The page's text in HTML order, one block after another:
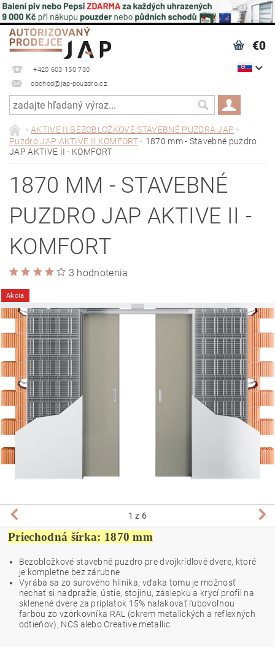
+420 603 150 730
obchod@jap-pouzdro.cz
€0
AKTIVE II BEZOBLOŽKOVÉ STAVEBNÉ PUZDRA JAP
Puzdro JAP AKTIVE II KOMFORT
1870 mm - Stavebné puzdro
JAP AKTIVE II - KOMFORT
1870 MM - STAVEBNÉ
PUZDRO JAP AKTIVE II -
KOMFORT
3 hodnotenia
Akcia
1 z 6
Priechodná šírka: 1870 mm
Bezobložkové stavebné puzdro pre dvojkrídlové dvere, ktoré
je kompletne bez zárubne
Vyrába sa zo surového hliníka, vďaka tomu je možnosť
nechať si nadpražie, ústie, stojinu, záslepku a krycí profil na
sklenené dvere za príplatok 15% nalakovať ľubovoľnou
farbou zo vzorkovníka RAL (okrem metalických a reflexných
odtieňov), NCS alebo Creative metallic.